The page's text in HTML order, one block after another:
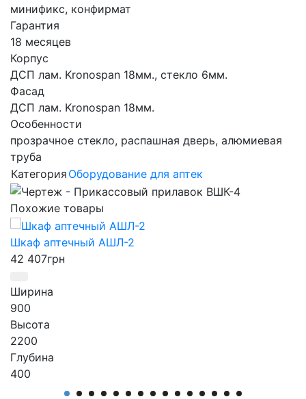
минификс, конфирмат
Гарантия
18 месяцев
Корпус
ДСП лам. Kronospan 18мм., стекло 6мм.
Фасад
ДСП лам. Kronospan 18мм.
Особенности
прозрачное стекло, распашная дверь, алюмиевая
труба
Категория Оборудование для аптек
Похожие товары
Шкаф аптечный АШЛ-2
42 407грн
Ширина
900
Высота
2200
Глубина
400
Производитель